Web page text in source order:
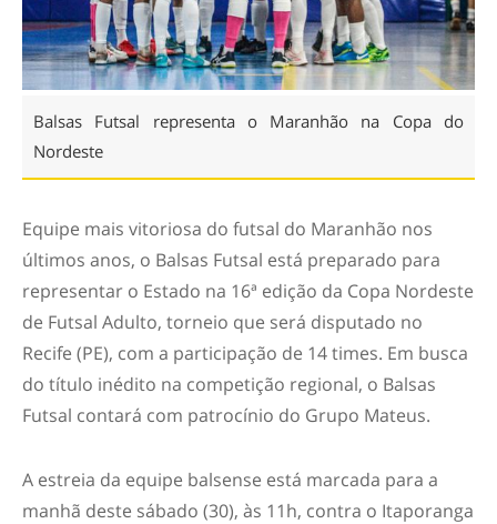
Balsas Futsal representa o Maranhão na Copa do
Nordeste
Equipe mais vitoriosa do futsal do Maranhão nos
últimos anos, o Balsas Futsal está preparado para
representar o Estado na 16ª edição da Copa Nordeste
de Futsal Adulto, torneio que será disputado no
Recife (PE), com a participação de 14 times. Em busca
do título inédito na competição regional, o Balsas
Futsal contará com patrocínio do Grupo Mateus.
A estreia da equipe balsense está marcada para a
manhã deste sábado (30), às 11h, contra o Itaporanga